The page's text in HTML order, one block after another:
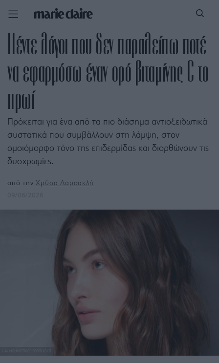
Πέντε λόγοι που δεν παραλείπω ποτέ
να εφαρμόσω έναν ορό βιταμίνης C το
πρωί
Πρόκειται για ένα από τα πιο διάσημα αντιοξειδωτικά
συστατικά που συμβάλλουν στη λάμψη, στον
ομοιόμορφο τόνο της επιδερμίδας και διορθώνουν τις
δυσχρωμίες.
από τηνΧρύσα Δαρσακλή